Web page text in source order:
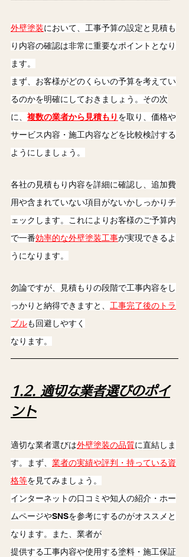
外壁塗装において、工事予算の設定と見積も
り内容の確認は非常に重要なポイントとなり
ます。
まず、お客様がどのくらいの予算を考えてい
るのかを明確にしておきましょう。その次
に、 複数の業者から見積もり を取り、価格や
サービス内容・施工内容などを比較検討する
ようにしましょう。
各社の見積もり内容を詳細に確認し、追加費
用や含まれていない項目がないかしっかりチ
ェックします。これによりお客様のご予算内
で一番効率的な外壁塗装工事が実現できるよ
うになります。
勿論ですが、見積もりの段階で工事内容をし
っかりと納得できますと、 工事完了後のトラ
ブルも回避しやすく
なります。
1.2. 適切な業者選びのポイ
ント
適切な業者選びは外壁塗装の品質に直結しま
す。まず、 業者の実績や評判・持っている資
格等を見てみましょう。
インターネットの口コミや知人の紹介・ホー
ムページやSNSを参考にするのがオススメと
なります。また、業者が
提供する工事内容や使用する塗料・施工保証